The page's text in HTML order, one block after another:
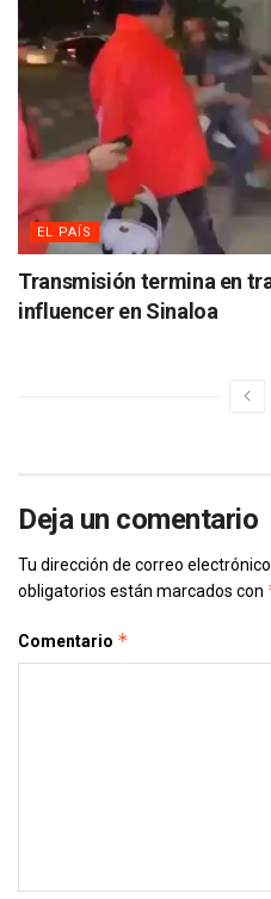
EL PAÍS
Transmisión termina en
influencer en Sinaloa
Deja un comentario
Tu dirección de correo
obligatorios están marcados con
Comentario *